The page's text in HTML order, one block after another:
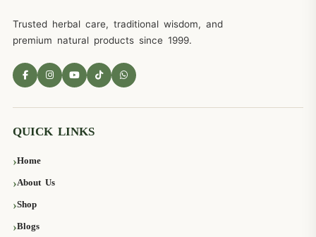
Trusted herbal care, traditional wisdom, and
premium natural products since 1999.
QUICK LINKS
Home
About Us
Shop
Blogs